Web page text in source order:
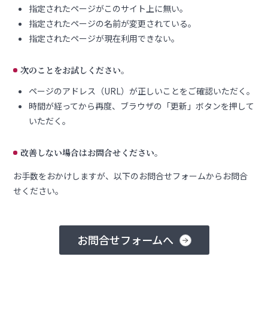
指定されたページがこのサイト上に無い。
指定されたページの名前が変更されている。
指定されたページが現在利用できない。
次のことをお試しください。
ページのアドレス（URL）が正しいことをご確認いただく。
時間が経ってから再度、ブラウザの「更新」ボタンを押して
いただく。
改善しない場合はお問合せください。
お手数をおかけしますが、以下のお問合せフォームからお問合
せください。
お問合せフォームへ